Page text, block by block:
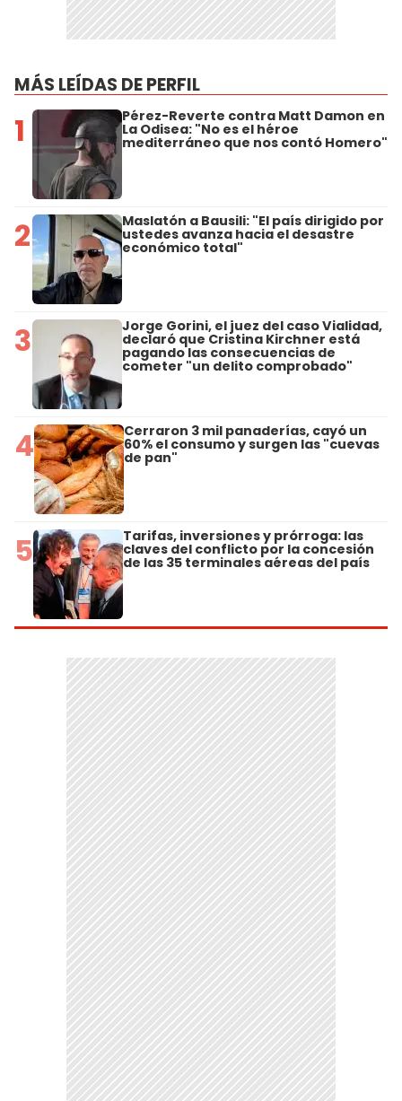
MÁS LEÍDAS DE PERFIL
1 Pérez-Reverte contra Matt Damon en
La Odisea: "No es el héroe
mediterráneo que nos contó Homero"
2 Maslatón a Bausili: "El país dirigido por
ustedes avanza hacia el desastre
económico total"
3 Jorge Gorini, el juez del caso Vialidad,
declaró que Cristina Kirchner está
pagando las consecuencias de
cometer "un delito comprobado"
4 Cerraron 3 mil panaderías, cayó un
60% el consumo y surgen las "cuevas
de pan"
5 Tarifas, inversiones y prórroga: las
claves del conflicto por la concesión
de las 35 terminales aéreas del país